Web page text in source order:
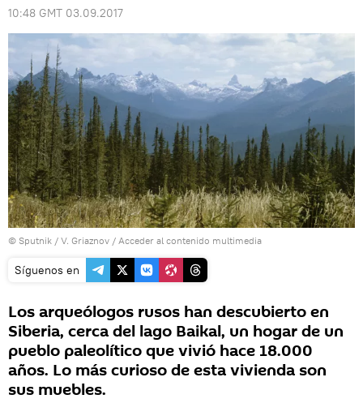
10:48 GMT 03.09.2017
© Sputnik / V. Griaznov / Acceder al contenido multimedia
Síguenos en
Los arqueólogos rusos han descubierto en
Siberia, cerca del lago Baikal, un hogar de un
pueblo paleolítico que vivió hace 18.000
años. Lo más curioso de esta vivienda son
sus muebles.